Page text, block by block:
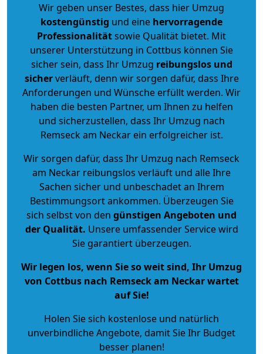
Wir geben unser Bestes, dass hier Umzug
kostengünstig und eine hervorragende
Professionalitätsowie Qualität bietet. Mit
unserer Unterstützung in Cottbus können Sie
sicher sein, dass Ihr Umzug reibungslos und
sicherverläuft, denn wir sorgen dafür, dass Ihre
Anforderungen und Wünsche erfüllt werden. Wir
haben die besten Partner, um Ihnen zu helfen
und sicherzustellen, dass Ihr Umzug nach
Remseck am Neckar ein erfolgreicher ist.
Wir sorgen dafür, dass Ihr Umzug nach Remseck
am Neckar reibungslos verläuft und alle Ihre
Sachen sicher und unbeschadet an Ihrem
Bestimmungsort ankommen. Überzeugen Sie
sich selbst von den günstigen Angeboten und
der Qualität. Unsere umfassender Service wird
Sie garantiert überzeugen.
Wir legen los, wenn Sie so weit sind, Ihr Umzug
von Cottbus nach Remseck am Neckar wartet
auf Sie!
Holen Sie sich kostenlose und natürlich
unverbindliche Angebote, damit Sie Ihr Budget
besser planen!